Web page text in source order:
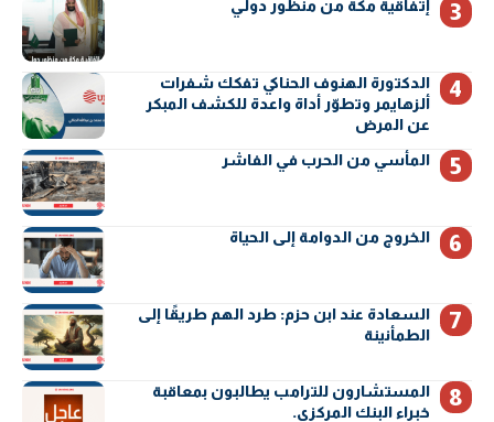
إتفاقية مكة من منظور دولي
الدكتورة الهنوف الحناكي تفكك شفرات
ألزهايمر وتطوّر أداة واعدة للكشف المبكر
عن المرض
المأسي من الحرب في الفاشر
الخروج من الدوامة إلى الحياة
السعادة عند ابن حزم: طرد الهم طريقًا إلى
الطمأنينة
المستشارون للترامب يطالبون بمعاقبة
خبراء البنك المركزي.